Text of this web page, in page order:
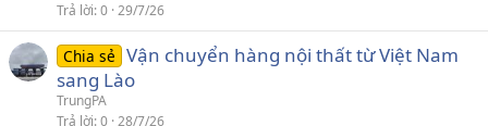
Trả lời 0 29/7/26
Chia sẻ Vận chuyển hàng nội thất từ Việt Nam
sang Lào
TrungPA
Trả lời 0 28/7/26